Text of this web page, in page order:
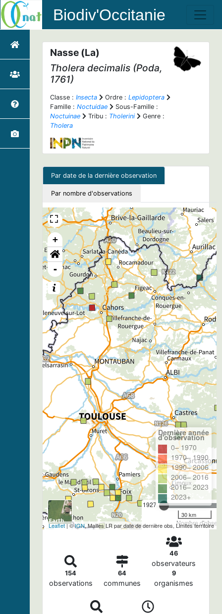
Biodiv'Occitanie
Nasse (La)
Tholera decimalis (Poda,
1761)
Classe : Insecta Ordre : Lepidoptera
Famille : Noctuidae
Sous-Famille :
Noctuinae
Tribu : Tholerini
Genre :
Tholera
Par date de la dernière observation
Par nombre d'observations
+
-
1927
Nombre
Dernière année
d'observation
0– 1970
1970– 1990
1990– 2006
2006– 2016
2016– 2023
2023+
30 km
Leaflet| ©IGN, Mailles LR par date de dernière obs, Limites territoire
154
observations
64
communes
46
observateurs
9
organismes